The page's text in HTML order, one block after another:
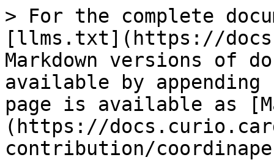
> For the complete
[llms.txt](https://
Markdown versions of
available by
page is available as
(https://
contribution/